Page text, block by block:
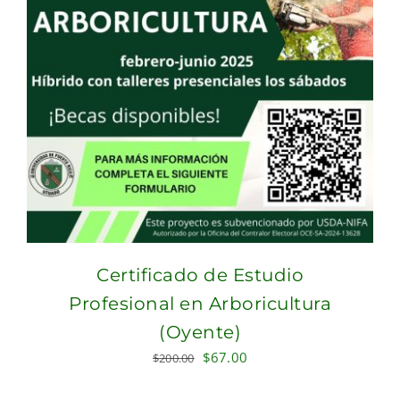
Certificado de Estudio
Profesional en Arboricultura
(Oyente)
$200.00 Original
$67.00